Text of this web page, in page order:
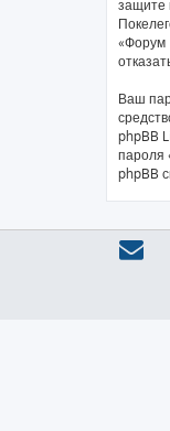
защите
«Форум
Ваш
phpBB
пароля
phpBB